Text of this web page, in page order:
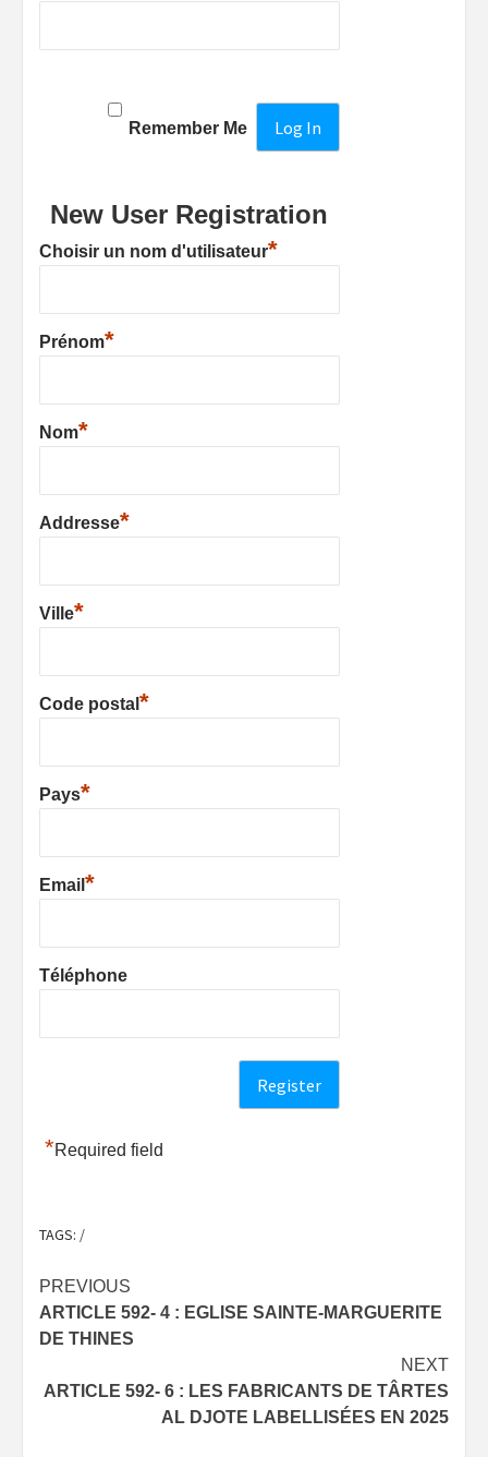
Remember Me
New User Registration
Choisir un nom d'utilisateur*
Prénom*
Nom*
Addresse*
Ville*
Code postal *
Pays*
Email *
Téléphone
*Required field
TAGS: /
Post
navigation
PREVIOUS
ARTICLE 592- 4 : EGLISE SAINTE-MARGUERITE
DE THINES
NEXT
ARTICLE 592- 6 : LES FABRICANTS DE TÂRTES
AL DJOTE LABELLISÉES EN 2025